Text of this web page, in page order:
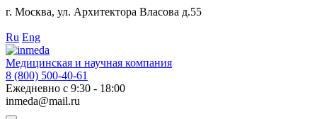
г. Москва, ул. Архитектора Власова д.55
Ru Eng
Медицинская и научная компания
8 (800) 500-40-61
Ежедневно с 9:30 - 18:00
inmeda@mail.ru